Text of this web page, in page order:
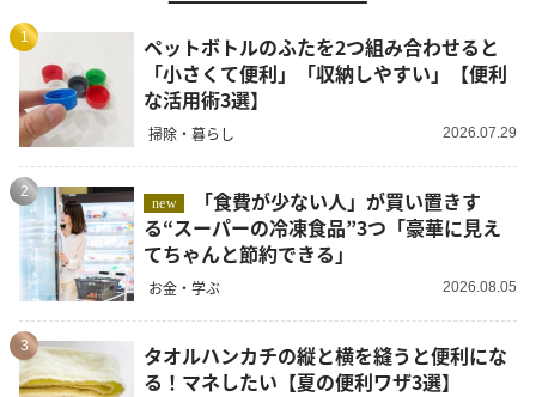
1
ペットボトルのふたを2つ組み合わせると
「小さくて便利」「収納しやすい」【便利
な活用術3選】
掃除・暮らし 2026.07.29
2
new
る“スーパーの冷凍食品”3つ「豪華に見え
てちゃんと節約できる」
お金・学ぶ 2026.08.05
3
タオルハンカチの縦と横を縫うと便利にな
る！マネしたい【夏の便利ワザ3選】